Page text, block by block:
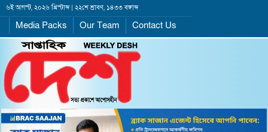
৬ই আগস্ট, ২০২৬ খ্রিস্টাব্দ | ২২শে শ্রাবণ, ১৪৩৩ বঙ্গাব্দ
Media Packs Our Team Contact Us